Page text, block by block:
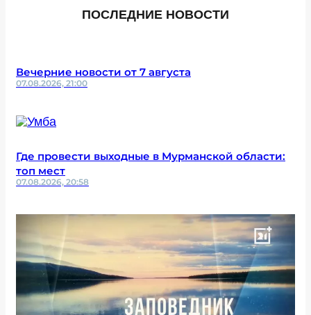
ПОСЛЕДНИЕ НОВОСТИ
Вечерние новости от 7 августа
07.08.2026, 21:00
Где провести выходные в Мурманской области:
топ мест
07.08.2026, 20:58